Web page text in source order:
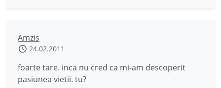
Amzis
24.02.2011
foarte tare. inca nu cred ca mi-am descoperit
pasiunea vietii. tu?